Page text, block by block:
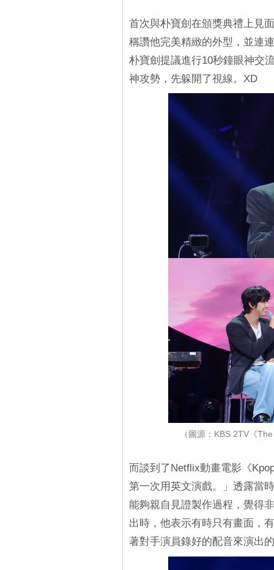
首次與朴寶劍在頒獎典禮上見
稱讚他完美精緻的外型，並連
朴寶劍提議進行10秒鐘眼神交
神攻勢，先躲開了視線。XD
（圖源：KBS 2TV《
而談到了Netflix動畫電影《
第一次用英文演戲。」透露當
能夠親自見證製作過程，覺得
出時，他表示有時只有畫面，
著對手演員錄好的配音來演出的